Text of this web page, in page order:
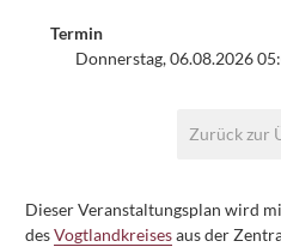
Termin
Donnerstag, 06.08.2026
Zurück zur
Dieser Veranstaltungsplan wird
desVogtlandkreisesaus der